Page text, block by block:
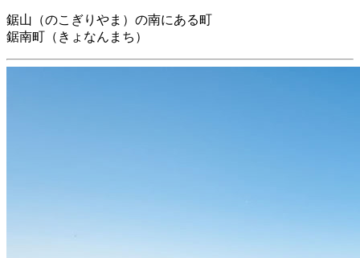
鋸山（のこぎりやま）の南にある町
鋸南町（きょなんまち）